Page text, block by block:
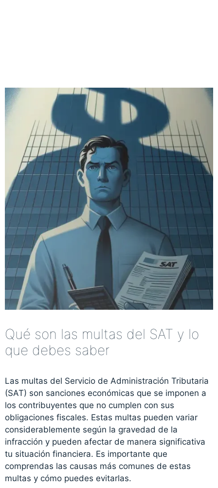
Qué son las multas del SAT y lo
que debes saber
Las multas del Servicio de Administración Tributaria
(SAT) son sanciones económicas que se imponen a
los contribuyentes que no cumplen con sus
obligaciones fiscales. Estas multas pueden variar
considerablemente según la gravedad de la
infracción y pueden afectar de manera significativa
tu situación financiera. Es importante que
comprendas las causas más comunes de estas
multas y cómo puedes evitarlas.